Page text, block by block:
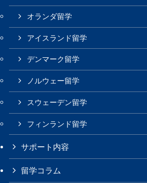
オランダ留学
アイスランド留学
デンマーク留学
ノルウェー留学
スウェーデン留学
フィンランド留学
サポート内容
留学コラム